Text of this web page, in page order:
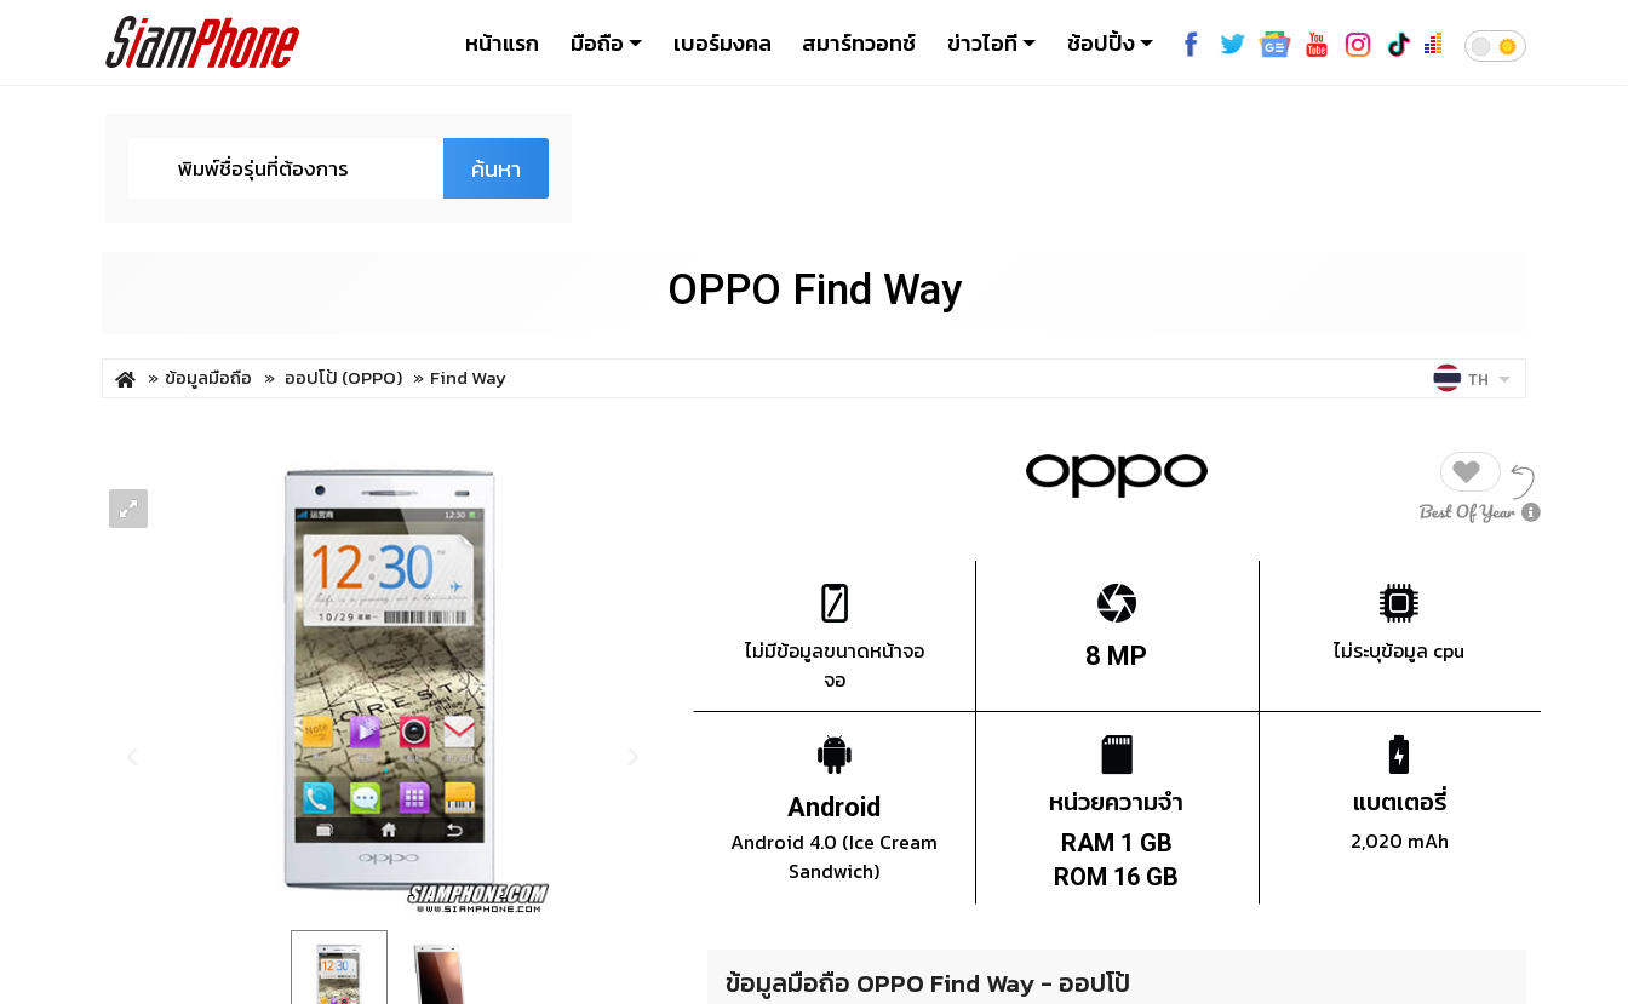
หน้าแรก มือถือ เบอร์มงคล สมาร์ทวอทช์ ข่าวไอที ช้อปปิ้ง
ค้นหา
OPPO Find Way
ข้อมูลมือถือ ออปโป้ (OPPO) Find Way TH
ไม่มีข้อมูลขนาดหน้าจอ
จอ
8 MP ไม่ระบุข้อมูล cpu
Android
Android 4.0 (Ice Cream
Sandwich)
หน่วยความจำ
RAM 1 GB
ROM 16 GB
แบตเตอรี่
2,020 mAh
ข้อมูลมือถือ OPPO Find Way - ออปโป้